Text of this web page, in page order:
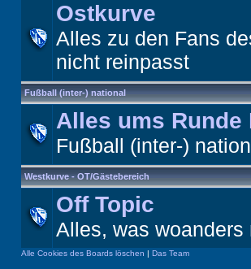
Ostkurve
Alles zu den Fans
nicht reinpasst
Fußball (inter-) national
Alles ums Runde
Fußball (inter-)
Westkurve - OT/Gästebereich
Off Topic
Alles, was
Alle Cookies des Boards löschen | Das Team